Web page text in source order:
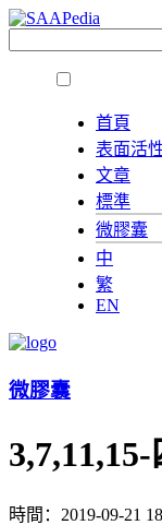
首頁
表面活
文章
標準
微膠囊
中
繁
EN
微膠囊
時間：2019-09-21